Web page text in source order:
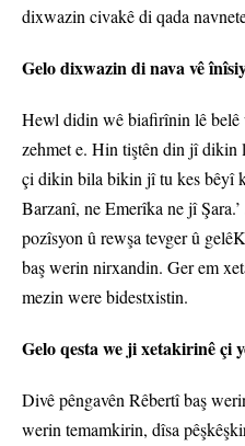
dixwazin civakê di qada
Gelo dixwazin di nava vê
Hewl didin wê biafirînin lê
zehmet e. Hin tiştên din jî
çi dikin bila bikin jî tu kes bêyî
Barzanî, ne Emerîka ne jî
pozîsyon û rewşa tevger û
baş werin nirxandin. Ger em
mezin were bidestxistin.
Gelo qesta we ji xetakirinê çi
Divê pêngavên Rêbertî baş
werin temamkirin, dîsa